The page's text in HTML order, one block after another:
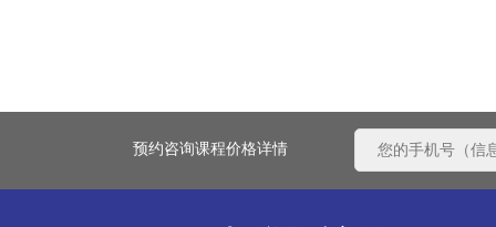
预约咨询课程价格详情